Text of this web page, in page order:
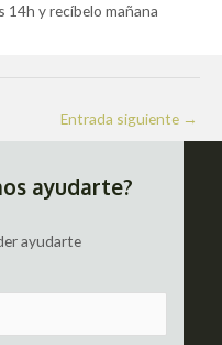
14h y recíbelo mañana
Entrada siguiente →
ayudarte?
ayudarte